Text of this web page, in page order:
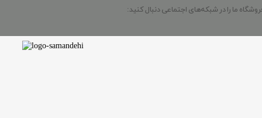
ما را در شبکه‌های اجتماعی دنبال کنید: